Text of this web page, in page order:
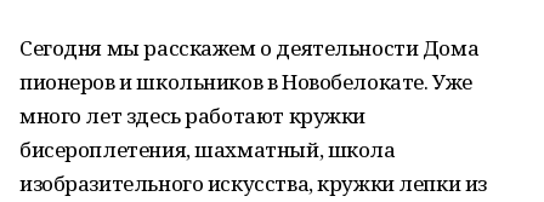
Сегодня мы расскажем о деятельности Дома
пионеров и школьников в Новобелокате. Уже
много лет здесь работают кружки
бисероплетения, шахматный, школа
изобразительного искусства, кружки лепки из